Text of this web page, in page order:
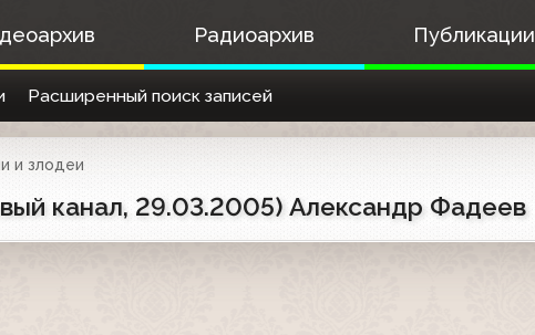
Радиоархив Публикации
Расширенный поиск записей
и злодеи
канал, 29.03.2005) Александр Фадеев